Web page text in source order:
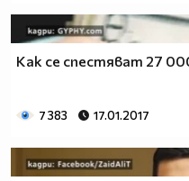
Как се спестяват 27
7 383 17.01.2017